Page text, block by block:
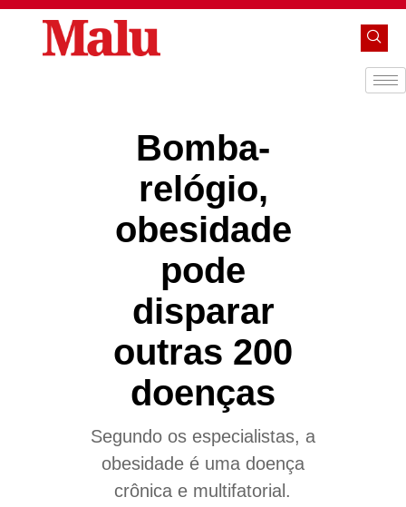
Bomba-
relógio,
obesidade
pode
disparar
outras 200
doenças
Segundo os especialistas, a
obesidade é uma doença
crônica e multifatorial.